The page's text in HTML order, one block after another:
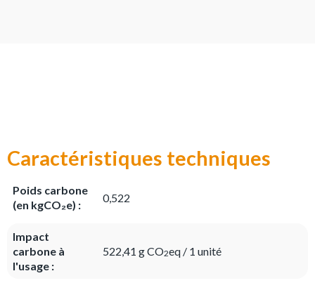
Caractéristiques techniques
Poids carbone
(en kgCO₂e) :
0,522
Impact
carbone à
l'usage :
522,41 g CO2eq / 1 unité